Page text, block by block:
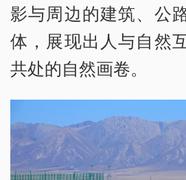
影与周边的建筑、公
体，展现出人与自然
共处的自然画卷。